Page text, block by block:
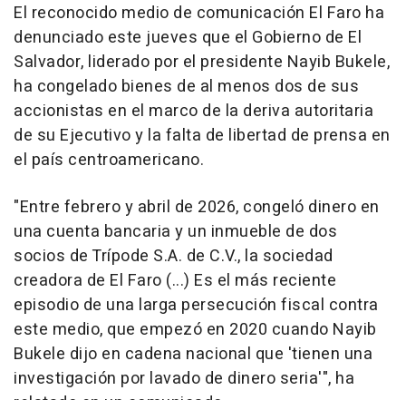
El reconocido medio de comunicación El Faro ha
denunciado este jueves que el Gobierno de El
Salvador, liderado por el presidente Nayib Bukele,
ha congelado bienes de al menos dos de sus
accionistas en el marco de la deriva autoritaria
de su Ejecutivo y la falta de libertad de prensa en
el país centroamericano.
"Entre febrero y abril de 2026, congeló dinero en
una cuenta bancaria y un inmueble de dos
socios de Trípode S.A. de C.V., la sociedad
creadora de El Faro (...) Es el más reciente
episodio de una larga persecución fiscal contra
este medio, que empezó en 2020 cuando Nayib
Bukele dijo en cadena nacional que 'tienen una
investigación por lavado de dinero seria'", ha